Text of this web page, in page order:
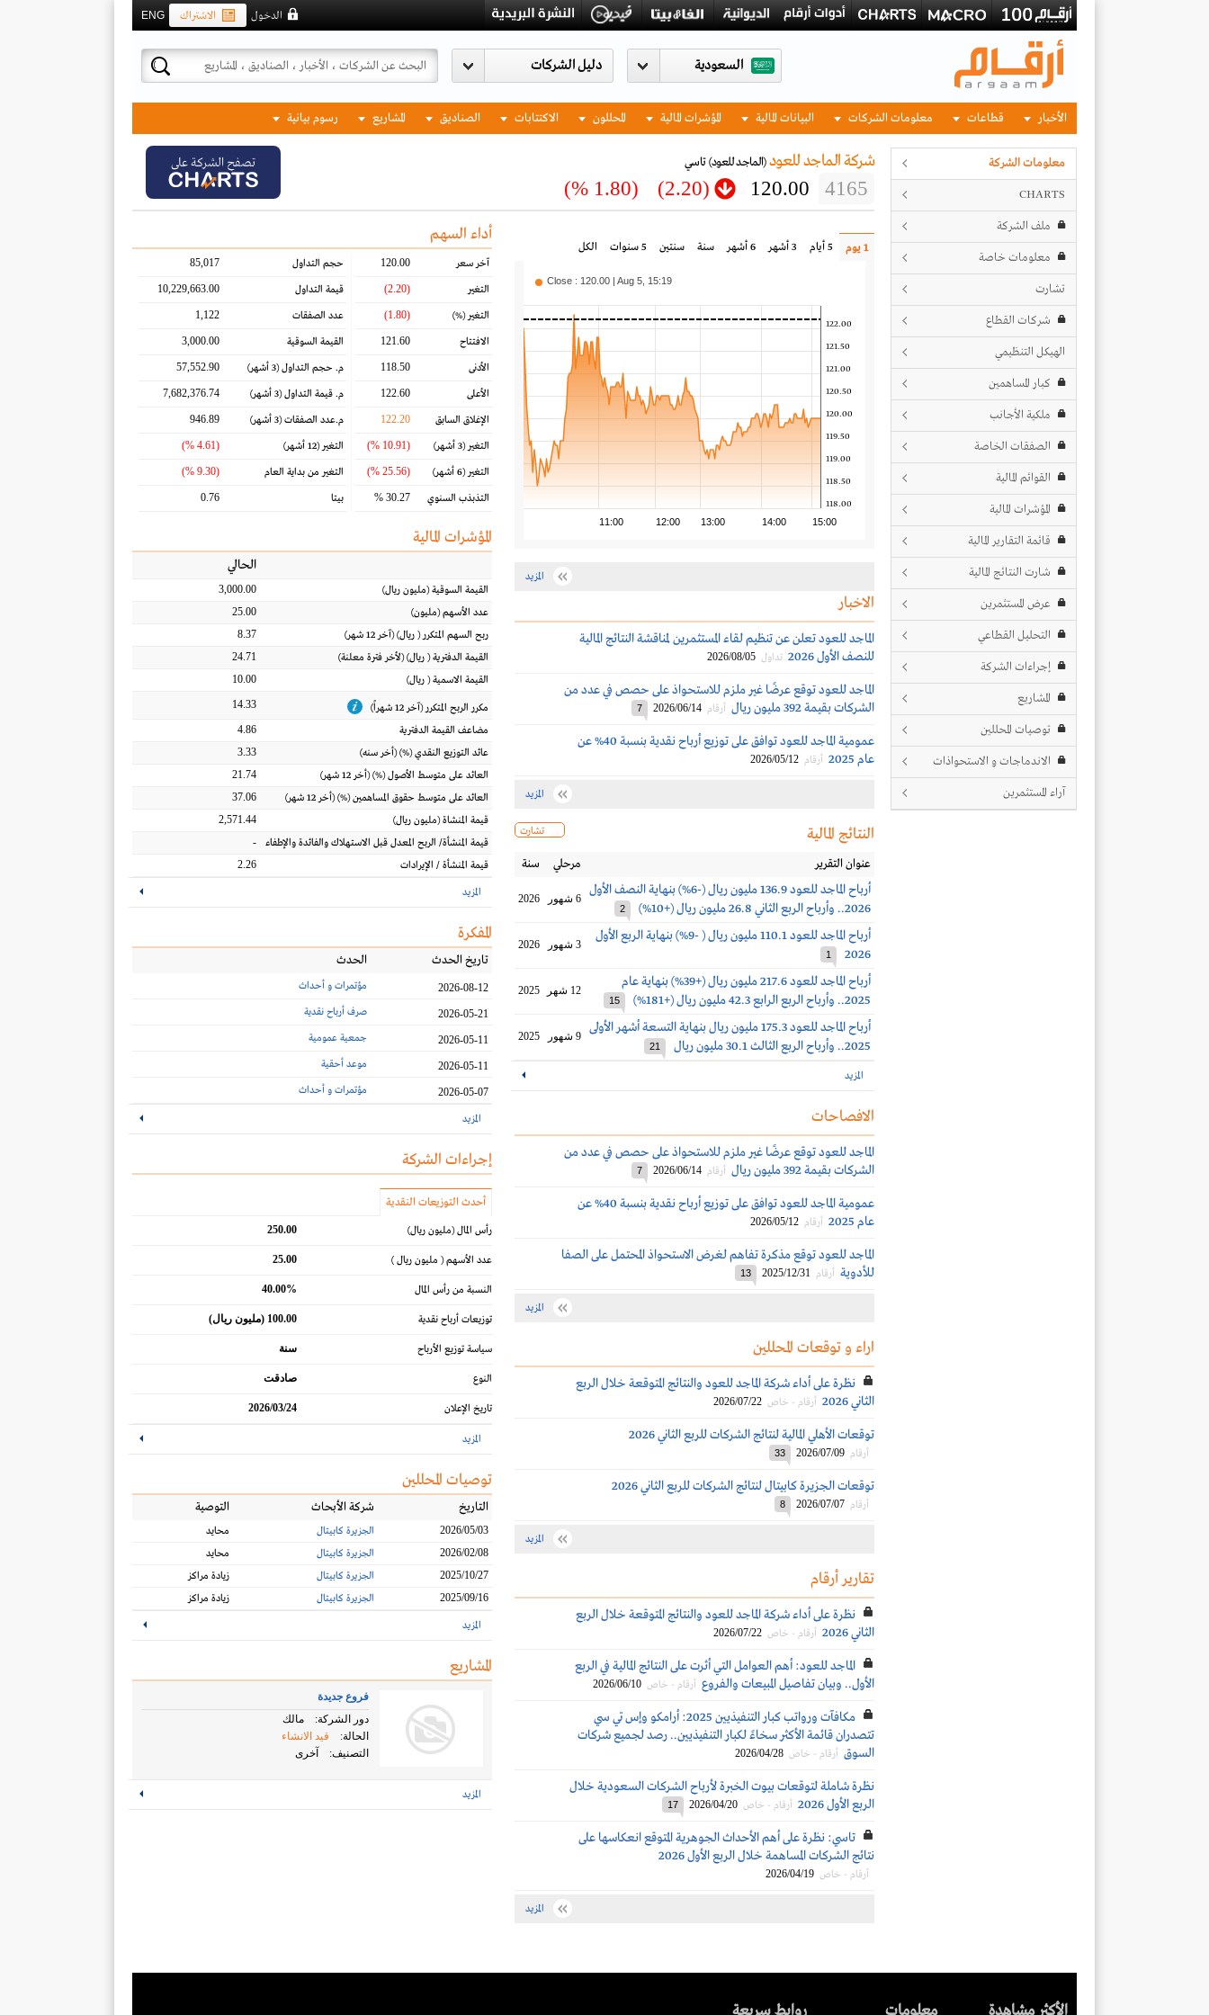
ENG الاشتراك الدخول
السعودية
الأخبار قطاعات معلومات الشركات البيانات المالية المؤشرات المالية المحللون الاكتتابات الصناديق المشاريع رسوم بيانية
معلومات الشركة
CHARTS
ملف الشركة
معلومات خاصة
تشارت
شركات القطاع
الهيكل التنظيمي
كبار المساهمين
ملكية الأجانب
الصفقات الخاصة
القوائم المالية
المؤشرات المالية
قائمة التقارير المالية
شارت النتائج المالية
عرض المستثمرين
التحليل القطاعي
إجراءات الشركة
المشاريع
توصيات المحللين
الاندماجات و الاستحواذات
آراء المستثمرين
شركة الماجد للعود(الماجد للعود) تاسي
4165
120.00
(2.20)
(1.80 %)
تصفح الشركة على
1 يوم 5 أيام 3 أشهر 6 أشهر سنة سنتين 5 سنوات الكل
11:00 12:00 13:00 14:00 15:00
118.00
118.50
119.00
119.50
120.00
120.50
121.00
121.50
122.00
Close : 120.00 | Aug 5, 15:19
المزيد
الاخبار
الماجد للعود تعلن عن تنظيم لقاء المستثمرين لمناقشة النتائج المالية
للنصف الأول 2026
تداول 2026/08/05
الماجد للعود توقع عرضًا غير ملزم للاستحواذ على حصص في عدد من
الشركات بقيمة 392 مليون ريال
أرقام 2026/06/14
7
عمومية الماجد للعود توافق على توزيع أرباح نقدية بنسبة 40% عن
عام 2025
أرقام 2026/05/12
المزيد
تشارت النتائج المالية
عنوان التقرير مرحلي سنة
أرباح الماجد للعود 136.9 مليون ريال (-6%) بنهاية النصف الأول
2026.. وأرباح الربع الثاني 26.8 مليون ريال (+10%)
2
6 شهور 2026
أرباح الماجد للعود 110.1 مليون ريال ( -9%) بنهاية الربع الأول
2026
1
3 شهور 2026
أرباح الماجد للعود 217.6 مليون ريال (+39%) بنهاية عام
2025.. وأرباح الربع الرابع 42.3 مليون ريال (+181%)
15
12 شهر 2025
أرباح الماجد للعود 175.3 مليون ريال بنهاية التسعة أشهر الأولى
2025.. وأرباح الربع الثالث 30.1 مليون ريال
21
9 شهور 2025
المزيد
الافصاحات
الماجد للعود توقع عرضًا غير ملزم للاستحواذ على حصص في عدد من
الشركات بقيمة 392 مليون ريال
أرقام 2026/06/14
7
عمومية الماجد للعود توافق على توزيع أرباح نقدية بنسبة 40% عن
عام 2025
أرقام 2026/05/12
الماجد للعود توقع مذكرة تفاهم لغرض الاستحواذ المحتمل على الصفا
للأدوية أرقام 2025/12/31
13
المزيد
اراء و توقعات المحللين
نظرة على أداء شركة الماجد للعود والنتائج المتوقعة خلال الربع
الثاني 2026
أرقام - خاص 2026/07/22
توقعات الأهلي المالية لنتائج الشركات للربع الثاني 2026
أرقام 2026/07/09
33
توقعات الجزيرة كابيتال لنتائج الشركات للربع الثاني 2026
أرقام 2026/07/07
8
المزيد
تقارير أرقام
نظرة على أداء شركة الماجد للعود والنتائج المتوقعة خلال الربع
الثاني 2026
أرقام - خاص 2026/07/22
الماجد للعود: أهم العوامل التي أثرت على النتائج المالية في الربع
الأول.. وبيان تفاصيل المبيعات والفروع أرقام - خاص 2026/06/10
مكافآت ورواتب كبار التنفيذيين 2025: أرامكو وإس تي سي
تتصدران قائمة الأكثر سخاءً لكبار التنفيذيين.. رصد لجميع شركات
السوق أرقام - خاص 2026/04/28
نظرة شاملة لتوقعات بيوت الخبرة لأرباح الشركات السعودية خلال
الربع الأول 2026
أرقام - خاص 2026/04/20
17
تاسي: نظرة على أهم الأحداث الجوهرية المتوقع انعكاسها على
نتائج الشركات المساهمة خلال الربع الأول 2026
أرقام - خاص 2026/04/19
المزيد
أداء السهم
آخر سعر 120.00
التغير (2.20)
التغير(%)
(1.80)
الافتتاح 121.60
الأدنى 118.50
الأعلى 122.60
الإغلاق السابق 122.20
التغير(3 أشهر) (10.91 %)
التغير(6 أشهر) (25.56 %)
التذبذب السنوي 30.27 %
حجم التداول 85,017
قيمة التداول 10,229,663.00
عدد الصفقات 1,122
القيمة السوقية 3,000.00
م. حجم التداول(3 أشهر) 57,552.90
م. قيمة التداول(3 أشهر) 7,682,376.74
م.عدد الصفقات(3 أشهر) 946.89
التغير(12 أشهر) (4.61 %)
التغير من بداية العام (9.30 %)
بيتا 0.76
المؤشرات المالية
الحالي
القيمة السوقية(مليون ريال)
3,000.00
عدد الأسهم(مليون)
25.00
ربح السهم المتكرر( ريال) (آخر 12 شهر)
8.37
القيمة الدفترية( ريال) (لأخر فترة معلنة)
24.71
القيمة الاسمية( ريال)
10.00
مكرر الربح المتكرر (آخر 12 شهراً) 14.33
مضاعف القيمة الدفترية
4.86
عائد التوزيع النقدي(%) (أخر سنه)
3.33
العائد على متوسط الأصول(%) (أخر 12 شهر)
21.74
العائد على متوسط حقوق المساهمين(%) (أخر 12 شهر)
37.06
قيمة المنشاة(مليون ريال)
2,571.44
قيمة المنشأة/ الربح المعدل قبل الاستهلاك والفائدة والإطفاء
-
قيمة المنشأة / الإيرادات
2.26
المزيد
المفكرة
تاريخ الحدث الحدث
2026-08-12 مؤتمرات و أحداث
2026-05-21 صرف أرباح نقدية
2026-05-11 جمعية عمومية
2026-05-11 موعد أحقية
2026-05-07 مؤتمرات و أحداث
المزيد
إجراءات الشركة
أحدث التوزيعات النقدية
رأس المال(مليون ريال) 250.00
عدد الأسهم( مليون ريال ) 25.00
النسبة من رأس المال 40.00%
توزيعات أرباح نقدية 100.00 (مليون ريال)
سياسة توزيع الأرباح سنة
النوع صادقت
تاريخ الإعلان 2026/03/24
المزيد
توصيات المحللين
التاريخ شركة الأبحاث التوصية
2026/05/03 الجزيرة كابيتال
محايد
2026/02/08
الجزيرة كابيتال
محايد
2025/10/27
الجزيرة كابيتال
زيادة مراكز
2025/09/16
الجزيرة كابيتال زيادة مراكز
المزيد
المشاريع
فروع جديدة
دور الشركة:
مالك
الحالة:
قيد الانشاء
التصنيف:
آخرى
المزيد
الأكثر مشاهدة معلومات روابط سريعة